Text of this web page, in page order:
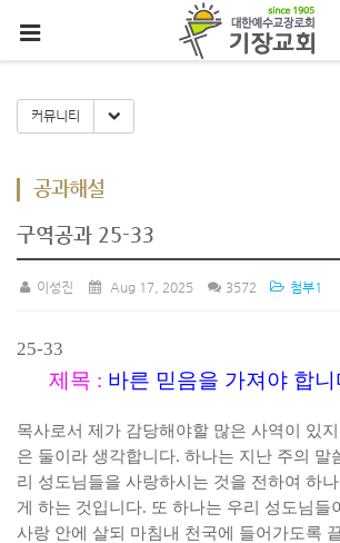
커뮤니티 Toggle Dropdown
공과해설
구역공과 25-33
이성진 Aug 17, 2025 3572 첨부1
25-33
제목 : 바른 믿음을 가져야 합니
목사로서 제가 감당해야할 많은 사역이 있
은 둘이라 생각합니다. 하나는 지난 주의 말
리 성도님들을 사랑하시는 것을 전하여 하
게 하는 것입니다. 또 하나는 우리 성도님들
사랑 안에 살되 마침내 천국에 들어가도록